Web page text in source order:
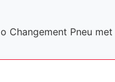
Changement Pneu met